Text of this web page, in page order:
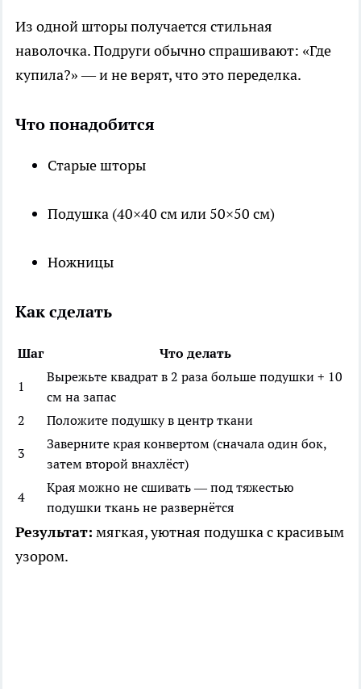
Из одной шторы получается стильная
наволочка. Подруги обычно спрашивают: «Где
купила?» — и не верят, что это переделка.
Что понадобится
Старые шторы
Подушка (40×40 см или 50×50 см)
Ножницы
Как сделать
Шаг Что делать
1
Вырежьте квадрат в 2 раза больше подушки + 10
см на запас
2
Положите подушку в центр ткани
3
Заверните края конвертом (сначала один бок,
затем второй внахлёст)
4
Края можно не сшивать — под тяжестью
подушки ткань не развернётся
Результат: мягкая, уютная подушка с красивым
узором.